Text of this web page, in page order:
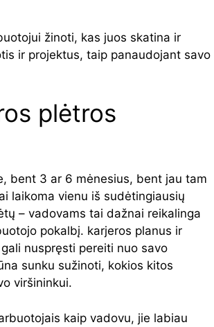
žinoti, kas juos skatina ir
ir projektus, taip panaudojant savo
plėtros
bent 3 ar 6 mėnesius, bent jau tam
laikoma vienu iš sudėtingiausių
– vadovams tai dažnai reikalinga
pokalbį. karjeros planus ir
nuspręsti pereiti nuo savo
sunku sužinoti, kokios kitos
viršininkui.
kaip vadovu, jie labiau